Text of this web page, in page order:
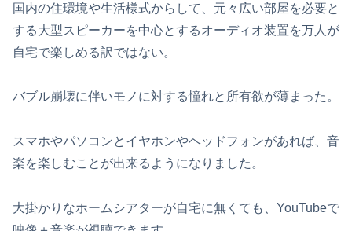
国内の住環境や生活様式からして、元々広い部屋を必要と
する大型スピーカーを中心とするオーディオ装置を万人が
自宅で楽しめる訳ではない。
バブル崩壊に伴いモノに対する憧れと所有欲が薄まった。
スマホやパソコンとイヤホンやヘッドフォンがあれば、音
楽を楽しむことが出来るようになりました。
大掛かりなホームシアターが自宅に無くても、YouTubeで